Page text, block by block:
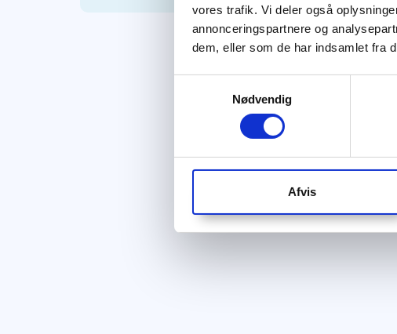
vores trafik. Vi deler også
annonceringspartnere og
dem, eller som de har indsamlet fra
Nødvendig
Afvis